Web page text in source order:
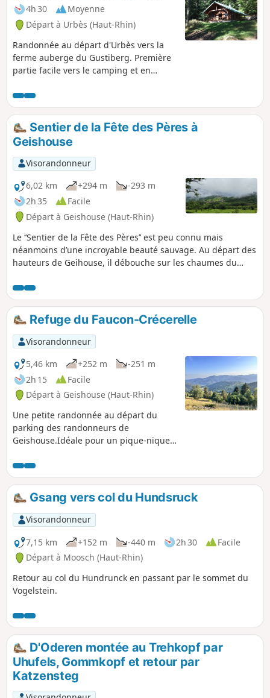
4h 30
Moyenne
Départ à Urbès (Haut-Rhin)
Randonnée au départ d'Urbès vers la
ferme auberge du Gustiberg. Première
partie facile vers le camping et en
commence à partir du chemin qui mène
vers le Petit Mahrel puis le Haut Mahrel
au gîte des Amis de la Nature. La
montée se poursuit jusqu'à la ferme du
Gustiberg avec par endroits des
dénivelés assez forts. Une fois sur les
chaumes, descente vers Urbès par la
forêt.
Sentier de la Fête des Pères à
Geishouse
Visorandonneur
6,02 km
+294 m
-293 m
2h 35
Facile
Départ à Geishouse (Haut-Rhin)
Le ‘‘Sentier de la Fête des Pères’’ est peu connu mais
néanmoins d’une incroyable beauté sauvage. Au départ des
hauteurs de Geihouse, il débouche sur les chaumes du
superbe vue du village, et se poursuit jusqu'à l'Abri du
Faucon Crécerelle où vous découvrirez l'un des plus beaux
points de vue de la région.
Refuge du Faucon-Crécerelle
Visorandonneur
5,46 km
+252 m
-251 m
2h 15
Facile
Départ à Geishouse (Haut-Rhin)
Une petite randonnée au départ du
parking des randonneurs de
Geishouse.Idéale pour un pique-nique
les sommets voisins et les Alpes quand
le ciel est dégagé.
Gsang vers col du Hundsruck
Visorandonneur
7,15 km
+152 m -440 m 2h 30
Facile
Départ à Moosch (Haut-Rhin)
Retour au col du Hundrunck en passant par le sommet du
Vogelstein.
D'Oderen montée au Trehkopf par
Uhufels, Gommkopf et retour par
Katzensteg